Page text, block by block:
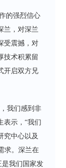
的强烈信心
兰，对深兰
受震撼，对
技术积累留
开启双方兄
我们感到非
表示，“我们
究中心以及
求。深兰在
是我们国家发